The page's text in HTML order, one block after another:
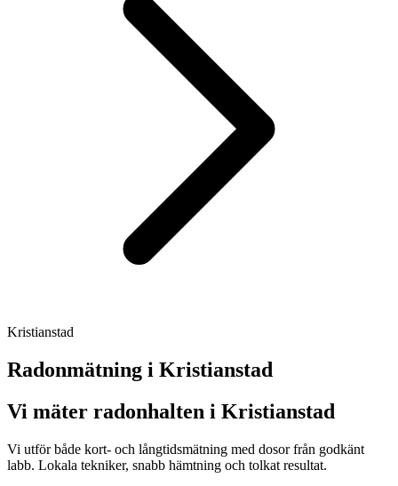
Kristianstad
Radonmätning i Kristianstad
Vi mäter radonhalten i Kristianstad
Vi utför både kort- och långtidsmätning med dosor från godkänt
labb. Lokala tekniker, snabb hämtning och tolkat resultat.